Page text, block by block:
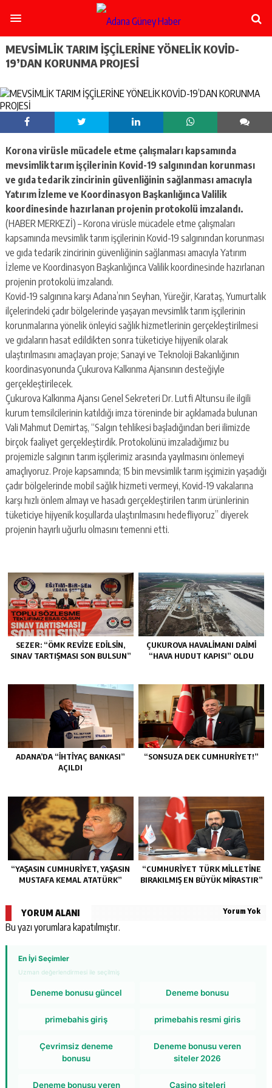
escort
ataşehir
escort
escort
-
pendik
ümraniye
escort
mecidiyeköy
escort
taksim
escort
beşiktaş
escort
kartal
escort
maltepe
escort
MEVSİMLİK TARIM İŞÇİLERİNE YÖNELİK KOVİD-
19’DAN KORUNMA PROJESİ
Korona virüsle mücadele etme çalışmaları kapsamında
mevsimlik tarım işçilerinin Kovid-19 salgınından korunması
ve gıda tedarik zincirinin güvenliğinin sağlanması amacıyla
Yatırım İzleme ve Koordinasyon Başkanlığınca Valilik
koordinesinde hazırlanan projenin protokolü imzalandı.
(HABER MERKEZİ) – Korona virüsle mücadele etme çalışmaları
kapsamında mevsimlik tarım işçilerinin Kovid-19 salgınından korunması
ve gıda tedarik zincirinin güvenliğinin sağlanması amacıyla Yatırım
İzleme ve Koordinasyon Başkanlığınca Valilik koordinesinde hazırlanan
projenin protokolü imzalandı.
Kovid-19 salgınına karşı Adana’nın Seyhan, Yüreğir, Karataş, Yumurtalık
ilçelerindeki çadır bölgelerinde yaşayan mevsimlik tarım işçilerinin
korunmalarına yönelik önleyici sağlık hizmetlerinin gerçekleştirilmesi
ve gıdaların hasat edildikten sonra tüketiciye hijyenik olarak
ulaştırılmasını amaçlayan proje; Sanayi ve Teknoloji Bakanlığının
koordinasyonunda Çukurova Kalkınma Ajansının desteğiyle
gerçekleştirilecek.
Çukurova Kalkınma Ajansı Genel Sekreteri Dr. Lutfi Altunsu ile ilgili
kurum temsilcilerinin katıldığı imza töreninde bir açıklamada bulunan
Vali Mahmut Demirtaş, “Salgın tehlikesi başladığından beri ilimizde
birçok faaliyet gerçekleştirdik. Protokolünü imzaladığımız bu
projemizle salgının tarım işçilerimiz arasında yayılmasını önlemeyi
amaçlıyoruz. Proje kapsamında; 15 bin mevsimlik tarım işçimizin yaşadığı
çadır bölgelerinde mobil sağlık hizmeti vermeyi, Kovid-19 vakalarına
karşı hızlı önlem almayı ve hasadı gerçekleştirilen tarım ürünlerinin
tüketiciye hijyenik koşullarda ulaştırılmasını hedefliyoruz” diyerek
projenin hayırlı uğurlu olmasını temenni etti.
SEZER: “ÖMK REVİZE EDİLSİN,
SINAV TARTIŞMASI SON BULSUN”
ÇUKUROVA HAVALİMANI DAİMİ
“HAVA HUDUT KAPISI” OLDU
ADANA’DA “İHTİYAÇ BANKASI”
AÇILDI
“SONSUZA DEK CUMHURİYET!”
“YAŞASIN CUMHURİYET, YAŞASIN
MUSTAFA KEMAL ATATÜRK”
“CUMHURİYET TÜRK MİLLETİNE
BIRAKILMIŞ EN BÜYÜK MİRASTIR”
YORUM ALANI Yorum Yok
Bu yazı yorumlara kapatılmıştır.
En İyi Seçimler
Uzman değerlendirmesi ile seçilmiş
Deneme bonusu güncel Deneme bonusu
primebahis giriş primebahis resmi giris
Çevrimsiz deneme
bonusu
Deneme bonusu veren
siteler 2026
Deneme bonusu veren Casino siteleri